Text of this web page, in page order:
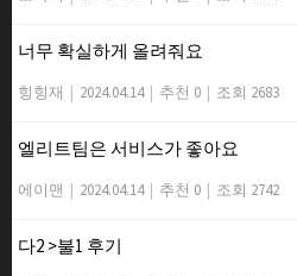
너무 확실하게 올려줘요
힝힝재 | 2024.04.14 | 추천 0 | 조회 2683
엘리트팀은 서비스가 좋아요
에이맨 | 2024.04.14 | 추천 0 | 조회 2742
다2 >불1 후기